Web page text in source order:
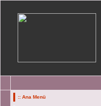
:: Ana Menü